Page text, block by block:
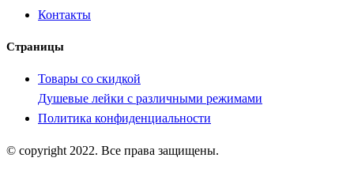
Контакты
Страницы
Товары со скидкой
Душевые лейки с различными режимами
Политика конфиденциальности
© copyright 2022. Все права защищены.